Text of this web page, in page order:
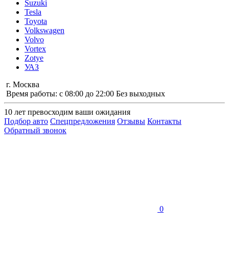
Suzuki
Tesla
Toyota
Volkswagen
Volvo
Vortex
Zotye
УАЗ
г. Москва
Время работы: с 08:00 до 22:00 Без выходных
10 лет превосходим ваши ожидания
Подбор авто Спецпредложения Отзывы Контакты
Обратный звонок
0